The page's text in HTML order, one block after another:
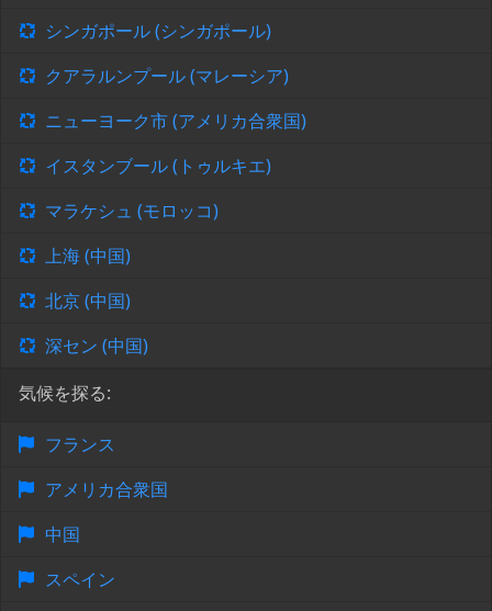
シンガポール (シンガポール)
クアラルンプール (マレーシア)
ニューヨーク市 (アメリカ合衆国)
イスタンブール (トゥルキエ)
マラケシュ (モロッコ)
上海 (中国)
北京 (中国)
深セン (中国)
気候を探る:
フランス
アメリカ合衆国
中国
スペイン